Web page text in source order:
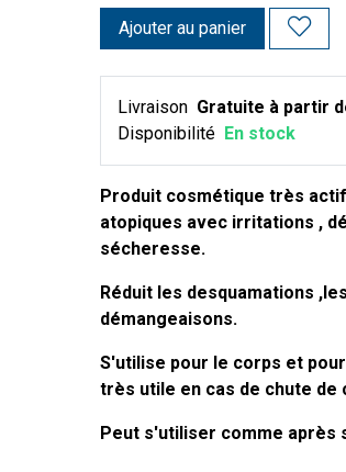
Ajouter au panier
Livraison Gratuite à partir
Disponibilité En stock
Produit cosmétique très
atopiques avec irritations ,
sécheresse.
Réduit les desquamations
démangeaisons.
S'utilise pour le corps et
très utile en cas de chute de
Peut s'utiliser comme après